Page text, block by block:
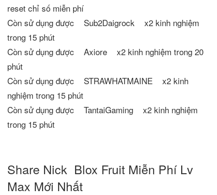
reset chỉ số miễn phí
Còn sử dụng được Sub2Daigrock x2 kinh nghiệm
trong 15 phút
Còn sử dụng được Axiore x2 kinh nghiệm trong 20
phút
Còn sử dụng được STRAWHATMAINE x2 kinh
nghiệm trong 15 phút
Còn sử dụng được TantaiGaming x2 kinh nghiệm
trong 15 phút
Share Nick Blox Fruit Miễn Phí Lv
Max Mới Nhất